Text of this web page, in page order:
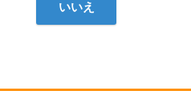
いいえ